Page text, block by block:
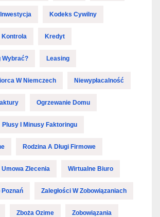
Inwestycja Kodeks Cywilny
Kontrola Kredyt
Wybrać? Leasing
W Niemczech Niewypłacalność
Ogrzewanie Domu
Plusy I Minusy Faktoringu
Rodzina A Długi Firmowe
Umowa Zlecenia Wirtualne Biuro
Zaległości W Zobowiązaniach
Zboża Ozime Zobowiązania